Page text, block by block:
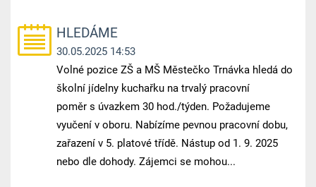
HLEDÁME
30.05.2025 14:53
Volné pozice ZŠ a MŠ Městečko Trnávka hledá do
školní jídelny kuchařku na trvalý pracovní
poměr s úvazkem 30 hod./týden. Požadujeme
vyučení v oboru. Nabízíme pevnou pracovní dobu,
zařazení v 5. platové třídě. Nástup od 1. 9. 2025
nebo dle dohody. Zájemci se mohou...